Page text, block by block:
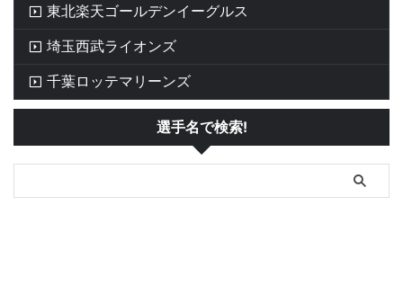
東北楽天ゴールデンイーグルス
埼玉西武ライオンズ
千葉ロッテマリーンズ
選手名で検索!